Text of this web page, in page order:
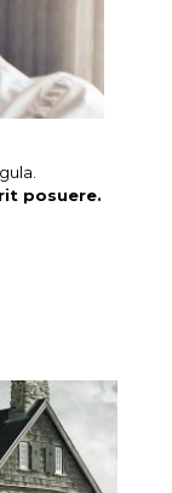
posuere.